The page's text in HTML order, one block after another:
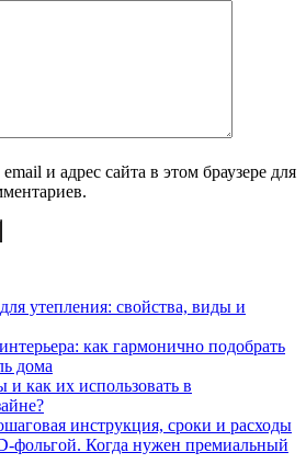
и адрес сайта в этом браузере для
утепления: свойства, виды и
как гармонично подобрать
дома
и как их использовать в
инструкция, сроки и расходы
фольгой. Когда нужен премиальный